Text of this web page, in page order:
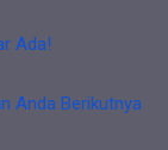
Ada!
Anda Berikutnya